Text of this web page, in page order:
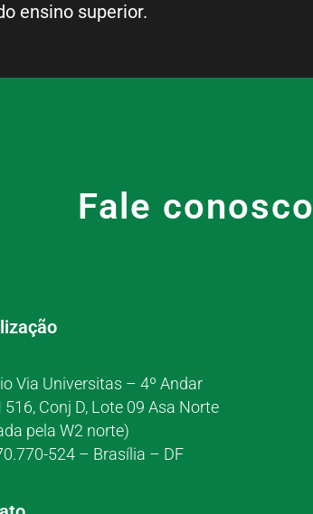
ensino superior.
Fale conosco
Via Universitas – 4º Andar
516, Conj D, Lote 09 Asa Norte
pela W2 norte)
524 – Brasília – DF